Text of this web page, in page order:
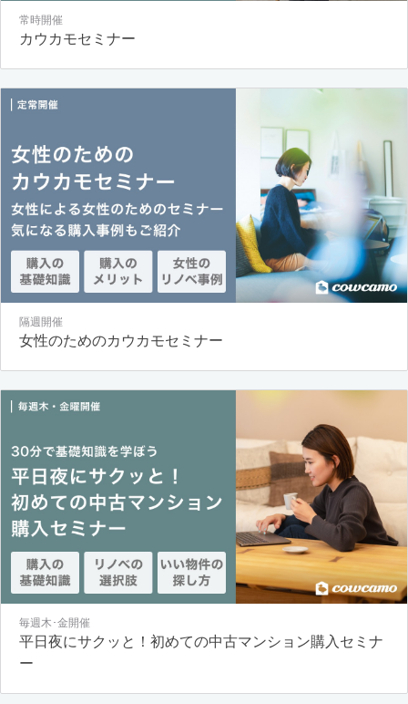
常時開催
カウカモセミナー
隔週開催
女性のためのカウカモセミナー
毎週木･金開催
平日夜にサクッと！初めての中古マンション購入セミナ
ー